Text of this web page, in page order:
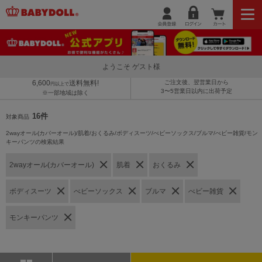
ようこそ ゲスト様
6,600 円以上で送料無料!
※一部地域は除く
ご注文後、翌営業日から
3〜5営業日以内に出荷予定
対象商品 16件
2wayオール(カバーオール)/肌着/おくるみ/ボディスーツ/べビーソックス/ブルマ/べビー雑貨/モン
キーパンツの検索結果
2wayオール(カバーオール) 肌着 おくるみ
ボディスーツ べビーソックス ブルマ べビー雑貨
モンキーパンツ